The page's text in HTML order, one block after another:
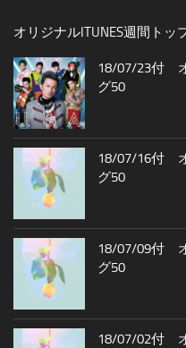
オリジナルITUNES週間トッ
18/07/23付
グ50
18/07/16付
グ50
18/07/09付
グ50
18/07/02付